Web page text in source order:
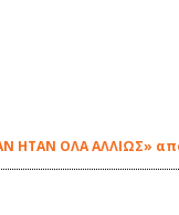
ΗΤΑΝ ΟΛΑ ΑΛΛΙΩΣ»